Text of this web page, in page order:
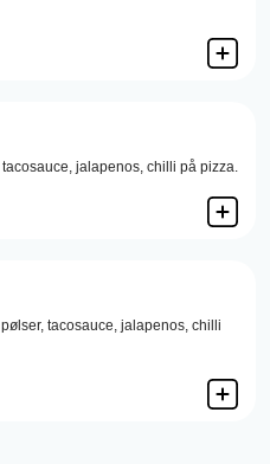
tacosauce, jalapenos, chilli på pizza.
pølser, tacosauce, jalapenos, chilli